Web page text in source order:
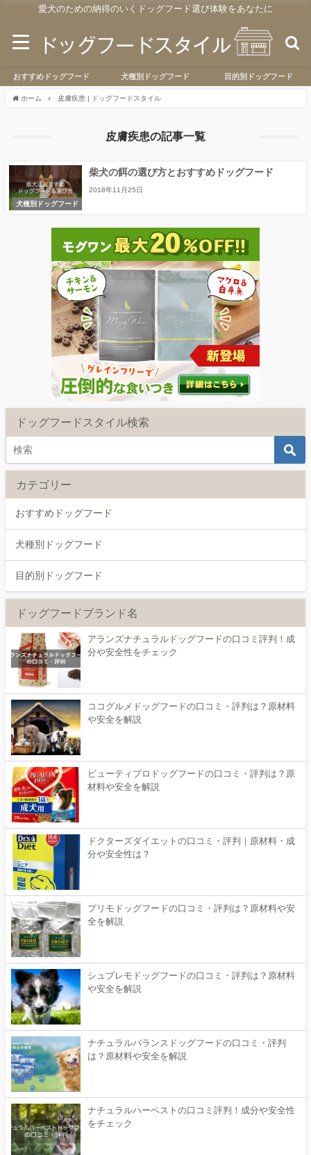
愛犬のための納得のいくドッグフード選び体験をあなたに
おすすめドッグフード 犬種別ドッグフード 目的別ドッグフード
ホーム 皮膚疾患 | ドッグフードスタイル
皮膚疾患の記事一覧
犬種別ドッグフード
柴犬の餌の選び方とおすすめドッグフード
2018年11月25日
ドッグフードスタイル検索
カテゴリー
おすすめドッグフード
犬種別ドッグフード
目的別ドッグフード
ドッグフードブランド名
アランズナチュラルドッグフードの口コミ評判！成
分や安全性をチェック
ココグルメドッグフードの口コミ・評判は？原材料
や安全を解説
ビューティプロドッグフードの口コミ・評判は？原
材料や安全を解説
ドクターズダイエットの口コミ・評判｜原材料・成
分や安全性は？
プリモドッグフードの口コミ・評判は？原材料や安
全を解説
シュプレモドッグフードの口コミ・評判は？原材料
や安全を解説
ナチュラルバランスドッグフードの口コミ・評判
は？原材料や安全を解説
ナチュラルハーベストの口コミ評判！成分や安全性
をチェック